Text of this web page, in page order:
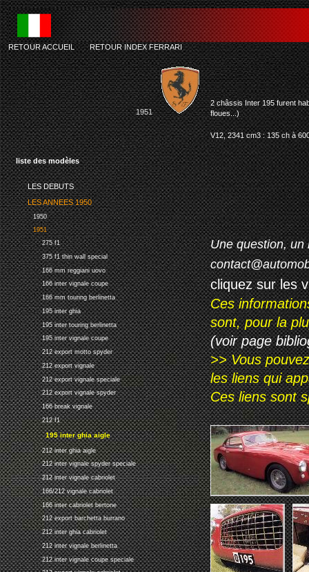
liste des modèles
LES DEBUTS
LES ANNEES 1950
1950
1951
275 f1
375 f1 thin wall special
166 mm reggiani uovo
166 inter vignale coupe
166 mm touring berlinetta
195 inter ghia
195 inter touring berlinetta
195 inter vignale coupe
212 export motto spyder
212 export vignale
212 export vignale speciale
212 export vignale spyder
166 break vignale
212 f1
195 inter ghia aigle
212 inter ghia aigle
212 inter vignale spyder speciale
212 inter vignale cabriolet
166/212 vignale cabriolet
166 inter cabriolet bertone
212 export barchetta burrano
212 inter ghia cabriolet
212 inter vignale berlinetta
212 inter vignale coupe speciale
RETOUR ACCUEIL-RETOUR INDEX FERRARI
1951
2 châssis Inter 195 furent
floues...)
V12, 2341 cm3 : 135 ch à
Une question, un
cliquez sur les
Ces
sont, pour la
(voir page
>> Vous
les liens qui
Ces liens sont